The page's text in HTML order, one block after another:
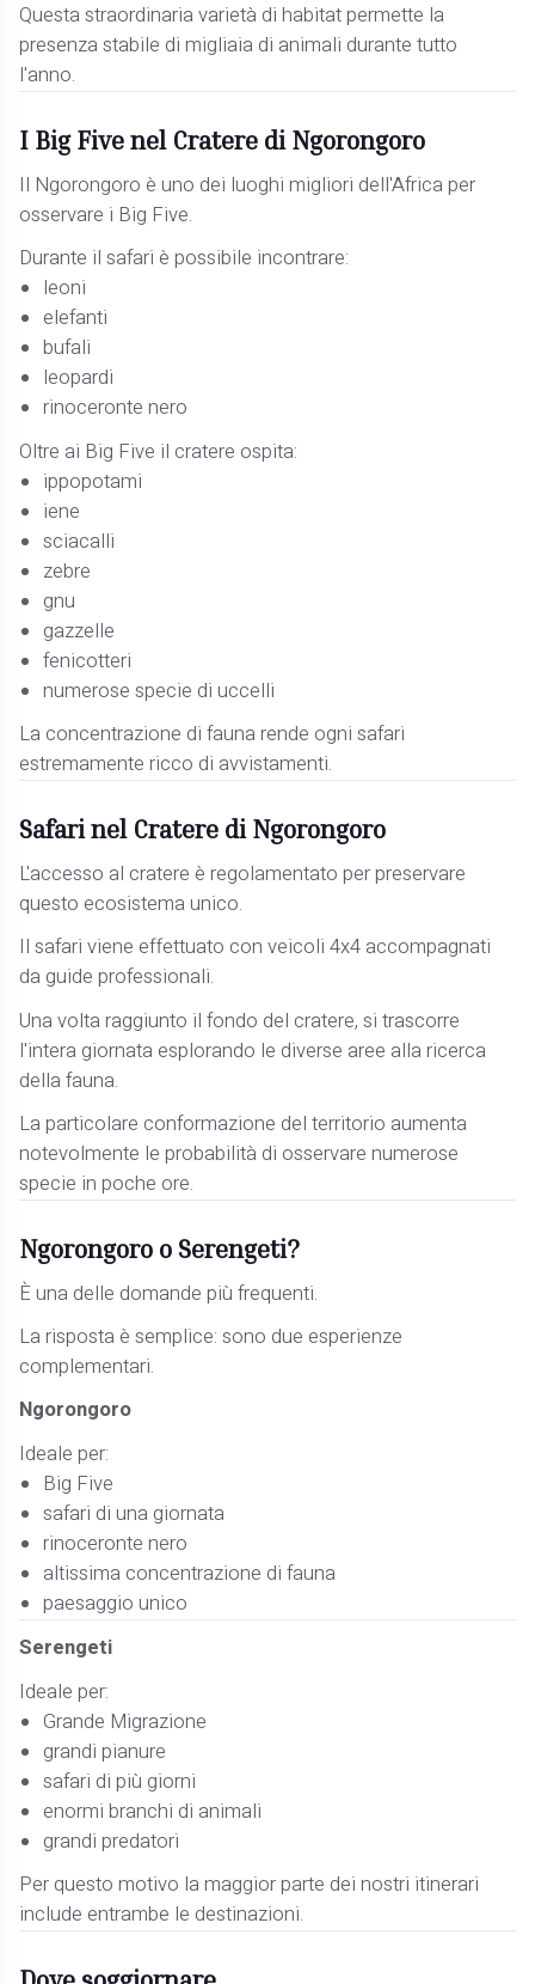
Questa straordinaria varietà di habitat permette la
presenza stabile di migliaia di animali durante tutto
l'anno.
I Big Five nel Cratere di Ngorongoro
Il Ngorongoro è uno dei luoghi migliori dell'Africa per
osservare i Big Five.
Durante il safari è possibile incontrare:
leoni
elefanti
bufali
leopardi
rinoceronte nero
Oltre ai Big Five il cratere ospita:
ippopotami
iene
sciacalli
zebre
gnu
gazzelle
fenicotteri
numerose specie di uccelli
La concentrazione di fauna rende ogni safari
estremamente ricco di avvistamenti.
Safari nel Cratere di Ngorongoro
L'accesso al cratere è regolamentato per preservare
questo ecosistema unico.
Il safari viene effettuato con veicoli 4x4 accompagnati
da guide professionali.
Una volta raggiunto il fondo del cratere, si trascorre
l'intera giornata esplorando le diverse aree alla ricerca
della fauna.
La particolare conformazione del territorio aumenta
notevolmente le probabilità di osservare numerose
specie in poche ore.
Ngorongoro o Serengeti?
È una delle domande più frequenti.
La risposta è semplice: sono due esperienze
complementari.
Ngorongoro
Ideale per:
Big Five
safari di una giornata
rinoceronte nero
altissima concentrazione di fauna
paesaggio unico
Serengeti
Ideale per:
Grande Migrazione
grandi pianure
safari di più giorni
enormi branchi di animali
grandi predatori
Per questo motivo la maggior parte dei nostri itinerari
include entrambe le destinazioni.